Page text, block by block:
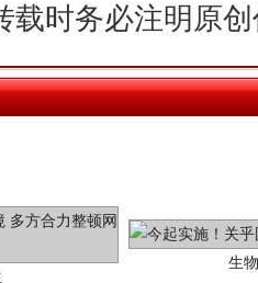
载时务必注明原